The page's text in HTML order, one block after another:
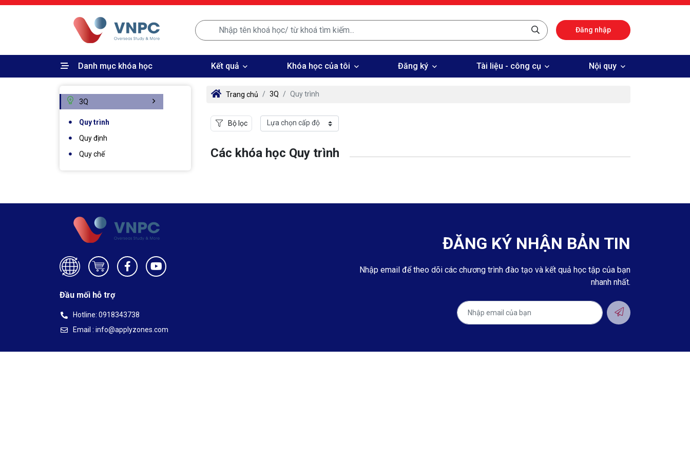
Đăng nhập
Danh mục khóa học Kết quả Khóa học của tôi Đăng ký Tài liệu - công cụ Nội quy
3Q
Quy trình
Quy định
Quy chế
Trang chủ 3Q Quy trình
Bộ lọc
Các khóa học Quy trình
Đầu mối hỗ trợ
Hotline: 0918343738
Email : info@applyzones.com
ĐĂNG KÝ NHẬN BẢN TIN
Nhập email để theo dõi các chương trình đào tạo và kết quả học tập của bạn
nhanh nhất.